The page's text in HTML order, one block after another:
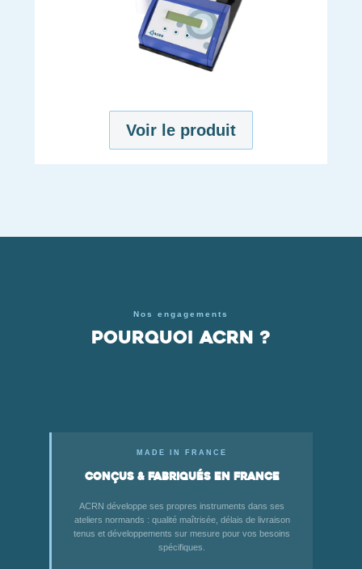
Voir le produit
Nos engagements
Pourquoi ACRN ?
MADE IN FRANCE
Conçus & fabriqués en France
ACRN développe ses propres instruments dans ses
ateliers normands : qualité maîtrisée, délais de livraison
tenus et développements sur mesure pour vos besoins
spécifiques.